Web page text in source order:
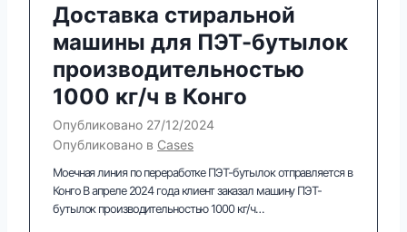
Доставка стиральной
машины для ПЭТ-бутылок
производительностью
1000 кг/ч в Конго
Опубликовано 27/12/2024
Опубликовано в Cases
Моечная линия по переработке ПЭТ-бутылок отправляется в
Конго В апреле 2024 года клиент заказал машину ПЭТ-
бутылок производительностью 1000 кг/ч…